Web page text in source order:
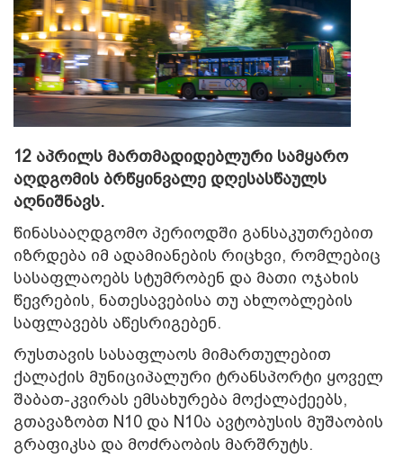
12 აპრილს მართმადიდებლური სამყარო
აღდგომის ბრწყინვალე დღესასწაულს
აღნიშნავს.
წინასააღდგომო პერიოდში განსაკუთრებით
იზრდება იმ ადამიანების რიცხვი, რომლებიც
სასაფლაოებს სტუმრობენ და მათი ოჯახის
წევრების, ნათესავებისა თუ ახლობლების
საფლავებს აწესრიგებენ.
რუსთავის სასაფლაოს მიმართულებით
ქალაქის მუნიციპალური ტრანსპორტი ყოველ
შაბათ-კვირას ემსახურება მოქალაქეებს,
გთავაზობთ N10 და N10ა ავტობუსის მუშაობის
გრაფიკსა და მოძრაობის მარშრუტს.